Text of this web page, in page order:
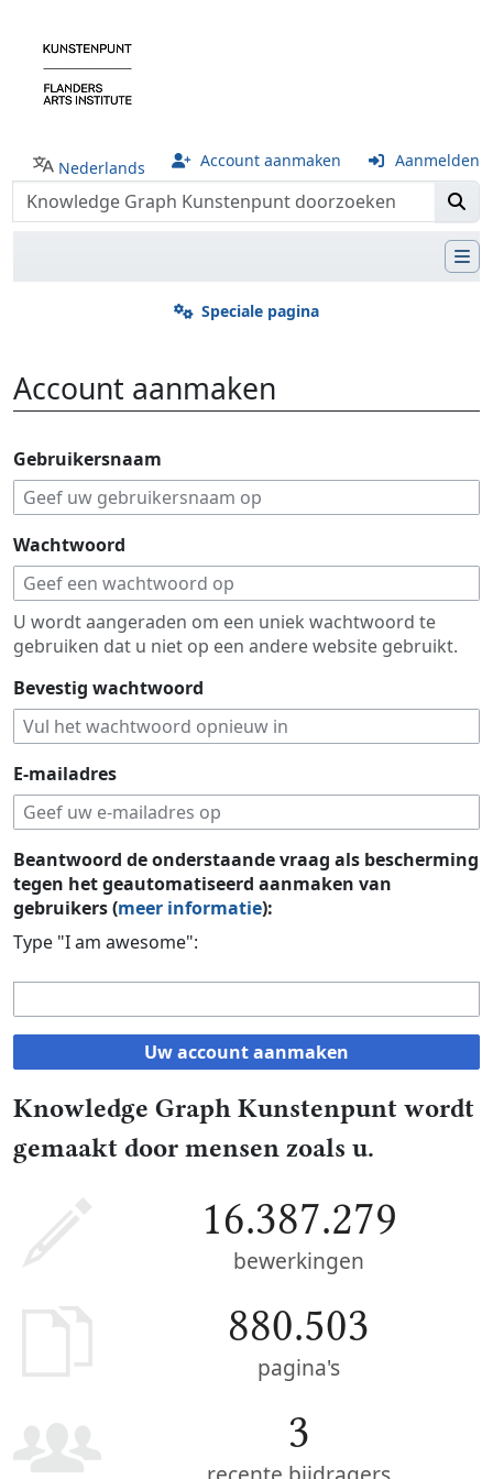
Nederlands Account aanmaken Aanmelden
Speciale pagina
Account aanmaken
Gebruikersnaam
Wachtwoord
U wordt aangeraden om een uniek wachtwoord te
gebruiken dat u niet op een andere website gebruikt.
Bevestig wachtwoord
E-mailadres
Beantwoord de onderstaande vraag als bescherming
tegen het geautomatiseerd aanmaken van
gebruikers (meer informatie):
Type "I am awesome":
Uw account aanmaken
Knowledge Graph Kunstenpunt wordt
gemaakt door mensen zoals u.
16.387.279
bewerkingen
880.503
pagina's
3